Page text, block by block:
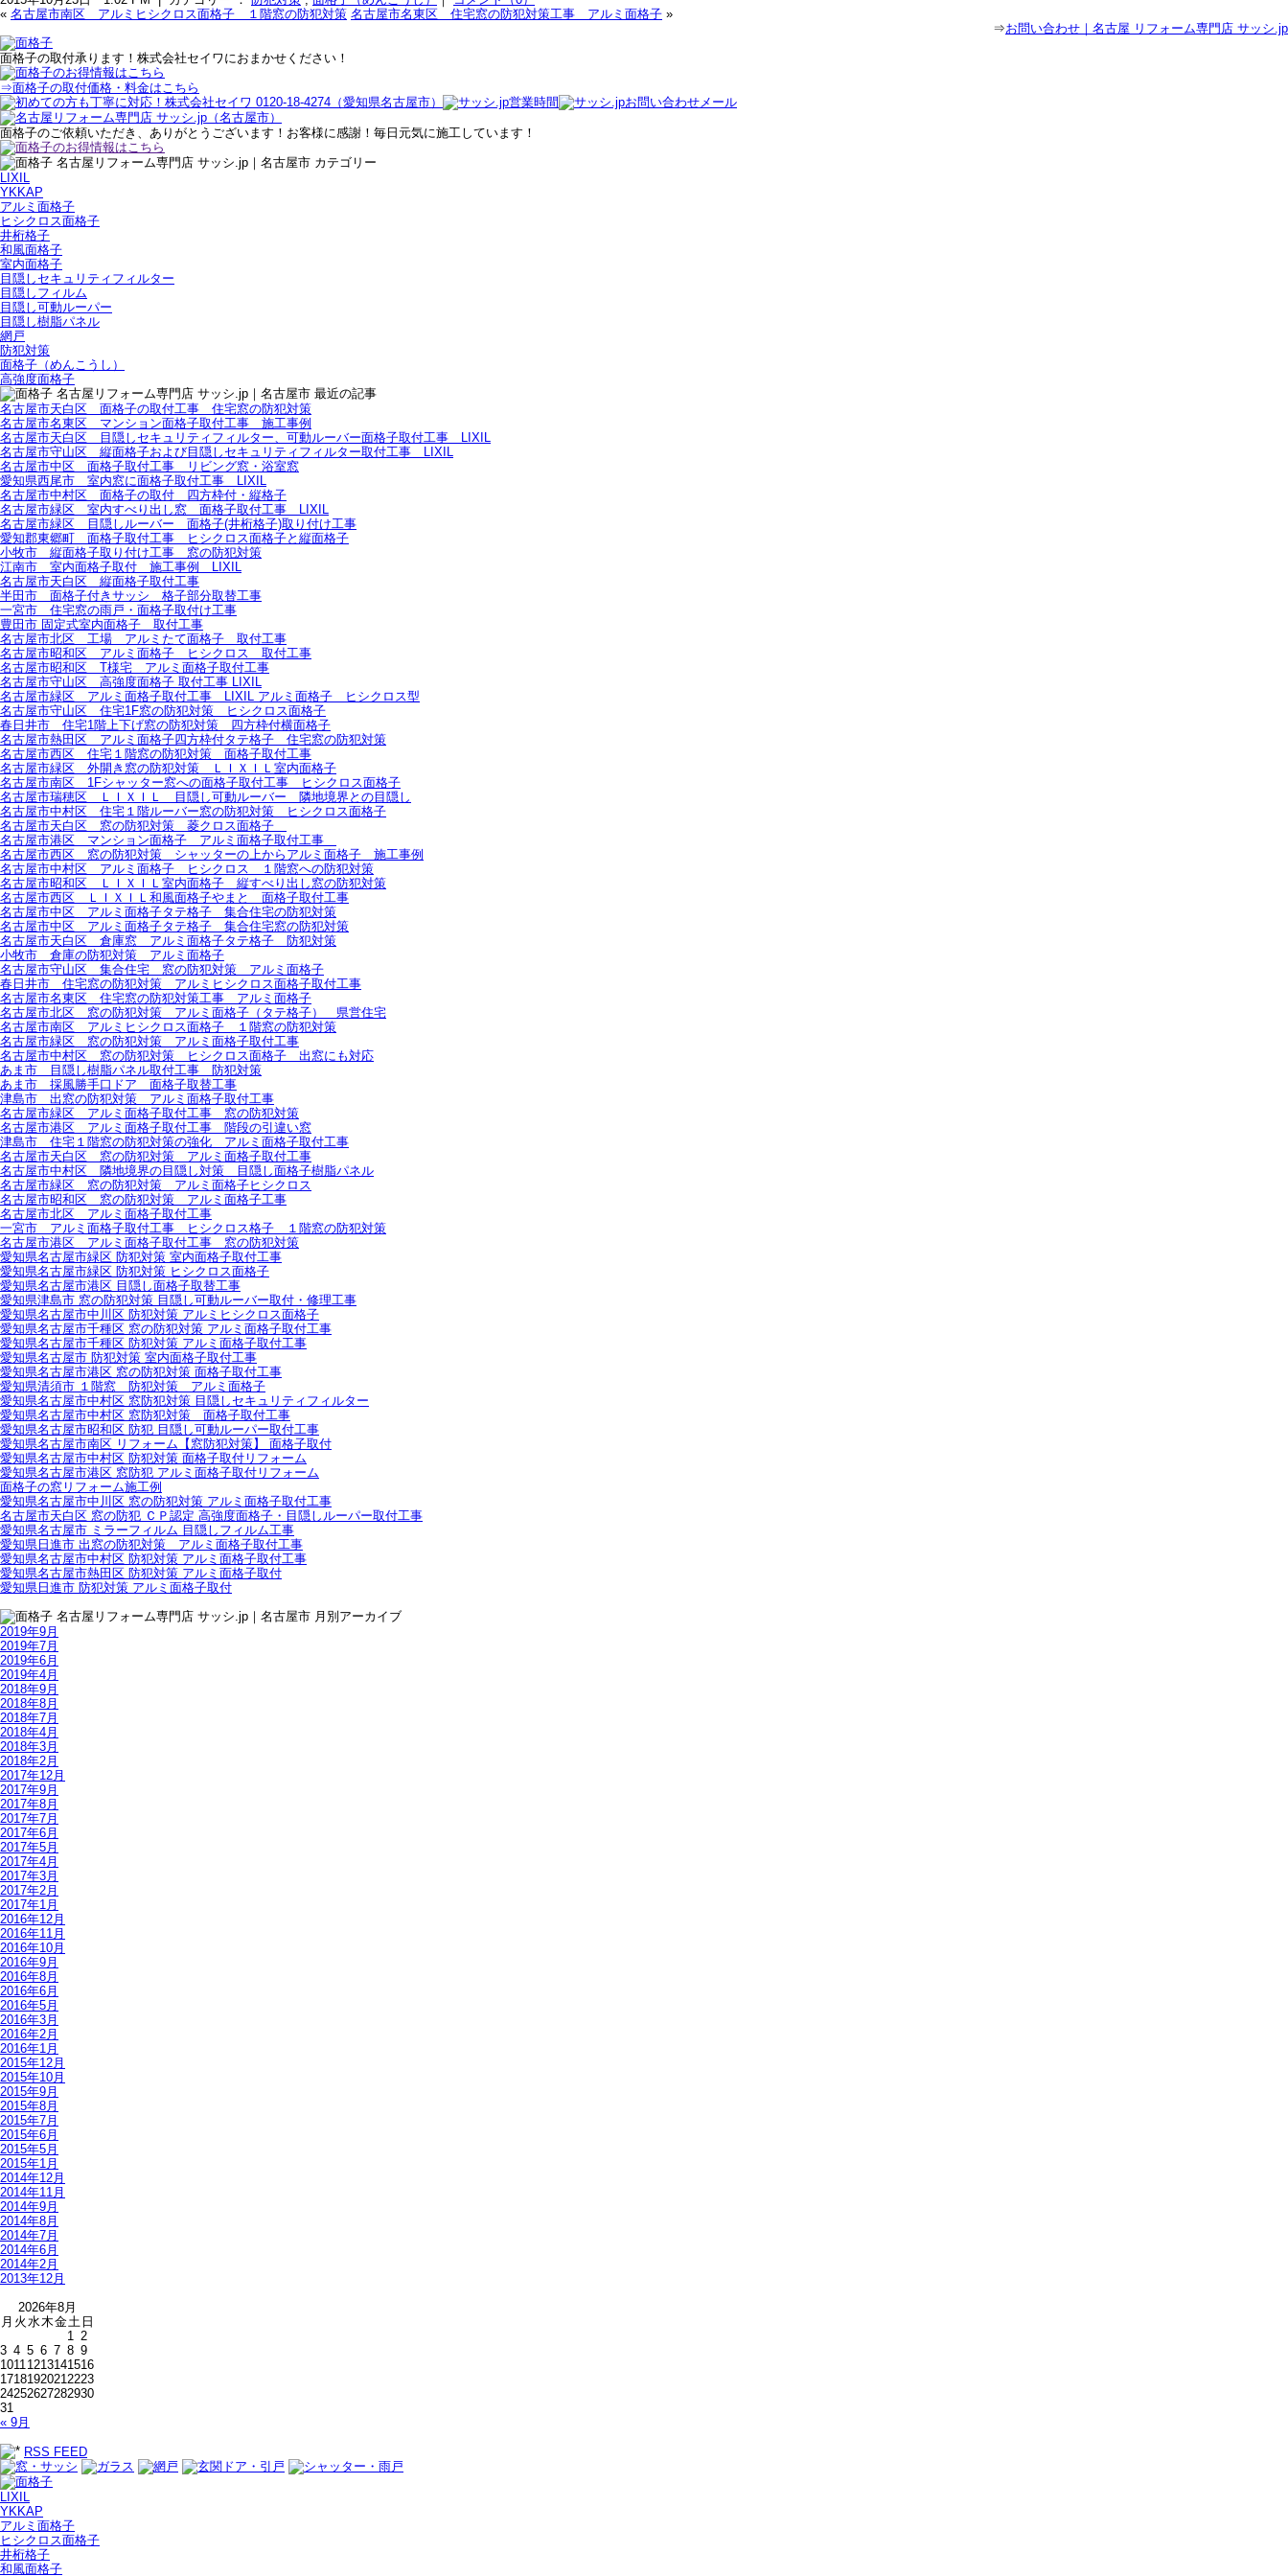
« 名古屋市南区 アルミヒシクロス面格子 １階窓の防犯対策 名古屋市名東区 住宅窓の防犯対策工事 アルミ面格子 »
⇒お問い合わせ｜名古屋 リフォーム専門店 サッシ.jp
面格子の取付承ります！株式会社セイワにおまかせください！
⇒面格子の取付価格・料金はこちら
面格子のご依頼いただき、ありがとうございます！お客様に感謝！毎日元気に施工しています！
LIXIL
YKKAP
アルミ面格子
ヒシクロス面格子
井桁格子
和風面格子
室内面格子
目隠しセキュリティフィルター
目隠しフィルム
目隠し可動ルーパー
目隠し樹脂パネル
網戸
防犯対策
面格子（めんこうし）
高強度面格子
名古屋市天白区 面格子の取付工事 住宅窓の防犯対策
名古屋市名東区 マンション面格子取付工事 施工事例
名古屋市天白区 目隠しセキュリティフィルター、可動ルーバー面格子取付工事 LIXIL
名古屋市守山区 縦面格子および目隠しセキュリティフィルター取付工事 LIXIL
名古屋市中区 面格子取付工事 リビング窓・浴室窓
愛知県西尾市 室内窓に面格子取付工事 LIXIL
名古屋市中村区 面格子の取付 四方枠付・縦格子
名古屋市緑区 室内すべり出し窓 面格子取付工事 LIXIL
名古屋市緑区 目隠しルーバー 面格子(井桁格子)取り付け工事
愛知郡東郷町 面格子取付工事 ヒシクロス面格子と縦面格子
小牧市 縦面格子取り付け工事 窓の防犯対策
江南市 室内面格子取付 施工事例 LIXIL
名古屋市天白区 縦面格子取付工事
半田市 面格子付きサッシ 格子部分取替工事
一宮市 住宅窓の雨戸・面格子取付け工事
豊田市 固定式室内面格子 取付工事
名古屋市北区 工場 アルミたて面格子 取付工事
名古屋市昭和区 アルミ面格子 ヒシクロス 取付工事
名古屋市昭和区 T様宅 アルミ面格子取付工事
名古屋市守山区 高強度面格子 取付工事 LIXIL
名古屋市緑区 アルミ面格子取付工事 LIXIL アルミ面格子 ヒシクロス型
名古屋市守山区 住宅1F窓の防犯対策 ヒシクロス面格子
春日井市 住宅1階上下げ窓の防犯対策 四方枠付横面格子
名古屋市熱田区 アルミ面格子四方枠付タテ格子 住宅窓の防犯対策
名古屋市西区 住宅１階窓の防犯対策 面格子取付工事
名古屋市緑区 外開き窓の防犯対策 ＬＩＸＩＬ室内面格子
名古屋市南区 1Fシャッター窓への面格子取付工事 ヒシクロス面格子
名古屋市瑞穂区 ＬＩＸＩＬ 目隠し可動ルーバー 隣地境界との目隠し
名古屋市中村区 住宅１階ルーバー窓の防犯対策 ヒシクロス面格子
名古屋市天白区 窓の防犯対策 菱クロス面格子
名古屋市港区 マンション面格子 アルミ面格子取付工事
名古屋市西区 窓の防犯対策 シャッターの上からアルミ面格子 施工事例
名古屋市中村区 アルミ面格子 ヒシクロス １階窓への防犯対策
名古屋市昭和区 ＬＩＸＩＬ室内面格子 縦すべり出し窓の防犯対策
名古屋市西区 ＬＩＸＩＬ和風面格子やまと 面格子取付工事
名古屋市中区 アルミ面格子タテ格子 集合住宅の防犯対策
名古屋市中区 アルミ面格子タテ格子 集合住宅窓の防犯対策
名古屋市天白区 倉庫窓 アルミ面格子タテ格子 防犯対策
小牧市 倉庫の防犯対策 アルミ面格子
名古屋市守山区 集合住宅 窓の防犯対策 アルミ面格子
春日井市 住宅窓の防犯対策 アルミヒシクロス面格子取付工事
名古屋市名東区 住宅窓の防犯対策工事 アルミ面格子
名古屋市北区 窓の防犯対策 アルミ面格子（タテ格子） 県営住宅
名古屋市南区 アルミヒシクロス面格子 １階窓の防犯対策
名古屋市緑区 窓の防犯対策 アルミ面格子取付工事
名古屋市中村区 窓の防犯対策 ヒシクロス面格子 出窓にも対応
あま市 目隠し樹脂パネル取付工事 防犯対策
あま市 採風勝手口ドア 面格子取替工事
津島市 出窓の防犯対策 アルミ面格子取付工事
名古屋市緑区 アルミ面格子取付工事 窓の防犯対策
名古屋市港区 アルミ面格子取付工事 階段の引違い窓
津島市 住宅１階窓の防犯対策の強化 アルミ面格子取付工事
名古屋市天白区 窓の防犯対策 アルミ面格子取付工事
名古屋市中村区 隣地境界の目隠し対策 目隠し面格子樹脂パネル
名古屋市緑区 窓の防犯対策 アルミ面格子ヒシクロス
名古屋市昭和区 窓の防犯対策 アルミ面格子工事
名古屋市北区 アルミ面格子取付工事
一宮市 アルミ面格子取付工事 ヒシクロス格子 １階窓の防犯対策
名古屋市港区 アルミ面格子取付工事 窓の防犯対策
愛知県名古屋市緑区 防犯対策 室内面格子取付工事
愛知県名古屋市緑区 防犯対策 ヒシクロス面格子
愛知県名古屋市港区 目隠し面格子取替工事
愛知県津島市 窓の防犯対策 目隠し可動ルーバー取付・修理工事
愛知県名古屋市中川区 防犯対策 アルミヒシクロス面格子
愛知県名古屋市千種区 窓の防犯対策 アルミ面格子取付工事
愛知県名古屋市千種区 防犯対策 アルミ面格子取付工事
愛知県名古屋市 防犯対策 室内面格子取付工事
愛知県名古屋市港区 窓の防犯対策 面格子取付工事
愛知県清須市 １階窓 防犯対策 アルミ面格子
愛知県名古屋市中村区 窓防犯対策 目隠しセキュリティフィルター
愛知県名古屋市中村区 窓防犯対策 面格子取付工事
愛知県名古屋市昭和区 防犯 目隠し可動ルーパー取付工事
愛知県名古屋市南区 リフォーム【窓防犯対策】 面格子取付
愛知県名古屋市中村区 防犯対策 面格子取付リフォーム
愛知県名古屋市港区 窓防犯 アルミ面格子取付リフォーム
面格子の窓リフォーム施工例
愛知県名古屋市中川区 窓の防犯対策 アルミ面格子取付工事
名古屋市天白区 窓の防犯 ＣＰ認定 高強度面格子・目隠しルーパー取付工事
愛知県名古屋市 ミラーフィルム 目隠しフィルム工事
愛知県日進市 出窓の防犯対策 アルミ面格子取付工事
愛知県名古屋市中村区 防犯対策 アルミ面格子取付工事
愛知県名古屋市熱田区 防犯対策 アルミ面格子取付
愛知県日進市 防犯対策 アルミ面格子取付
2019年9月
2019年7月
2019年6月
2019年4月
2018年9月
2018年8月
2018年7月
2018年4月
2018年3月
2018年2月
2017年12月
2017年9月
2017年8月
2017年7月
2017年6月
2017年5月
2017年4月
2017年3月
2017年2月
2017年1月
2016年12月
2016年11月
2016年10月
2016年9月
2016年8月
2016年6月
2016年5月
2016年3月
2016年2月
2016年1月
2015年12月
2015年10月
2015年9月
2015年8月
2015年7月
2015年6月
2015年5月
2015年1月
2014年12月
2014年11月
2014年9月
2014年8月
2014年7月
2014年6月
2014年2月
2013年12月
2026年8月
月 火 水木金土 日
« 9月
1 2
3 4 5 6 7 8 9
10111213141516
17181920212223
24252627282930
31
RSS FEED
LIXIL
YKKAP
アルミ面格子
ヒシクロス面格子
井桁格子
和風面格子